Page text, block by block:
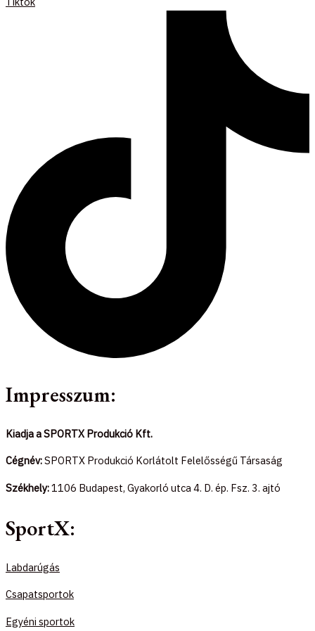
Impresszum:
Kiadja a SPORTX Produkció Kft.
Cégnév:SPORTX Produkció Korlátolt Felelősségű Társaság
Székhely:1106 Budapest, Gyakorló utca 4. D. ép. Fsz. 3. ajtó
SportX:
Labdarúgás
Csapatsportok
Egyéni sportok